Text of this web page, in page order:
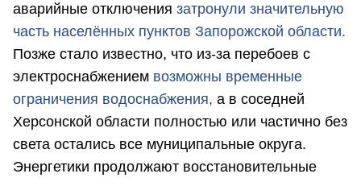
аварийные отключения затронули значительную
часть населённых пунктов Запорожской области.
Позже стало известно, что из-за перебоев с
электроснабжением возможны временные
ограничения водоснабжения, а в соседней
Херсонской области полностью или частично без
света остались все муниципальные округа.
Энергетики продолжают восстановительные